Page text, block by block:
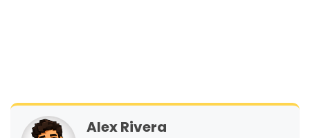
Alex Rivera